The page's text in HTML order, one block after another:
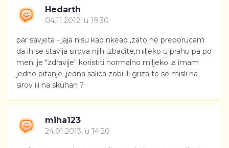
Hedarth
04.11.2012. u 19:30
par savjeta - jaja nisu kao nkead ,zato ne preporucam
da ih se stavlja sirova njih izbacite,miljeko u prahu pa po
meni je "zdravije" koristiti normalno miljeko ,a imam
jedno pitanje ,jedna salica zobi ili griza to se misli na
sirov ili na skuhan ?
miha123
24.01.2013. u 14:20